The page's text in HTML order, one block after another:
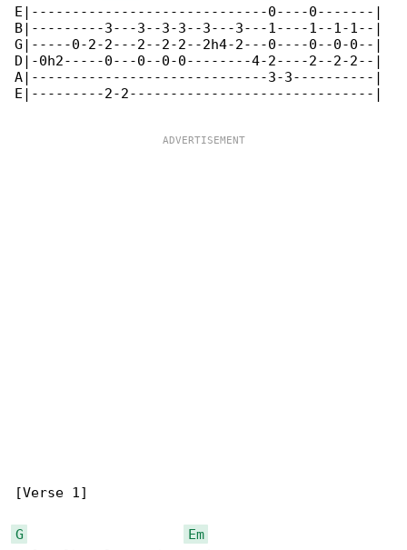
E|-----------------------------0----0-------|
B|---------3---3--3-3--3---3---1----1--1-1--|
G|-----0-2-2---2--2-2--2h4-2---0----0--0-0--|
D|-0h2-----0---0--0-0--------4-2----2--2-2--|
A|-----------------------------3-3----------|
E|---------2-2------------------------------|
[Verse 1]
G
Em